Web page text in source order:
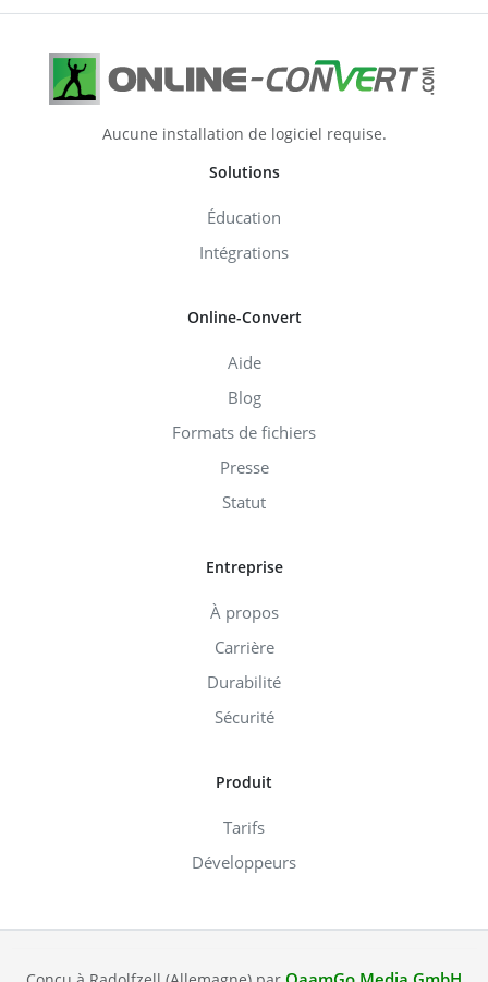
Aucune installation de logiciel requise.
Solutions
Éducation
Intégrations
Online-Convert
Aide
Blog
Formats de fichiers
Presse
Statut
Entreprise
À propos
Carrière
Durabilité
Sécurité
Produit
Tarifs
Développeurs